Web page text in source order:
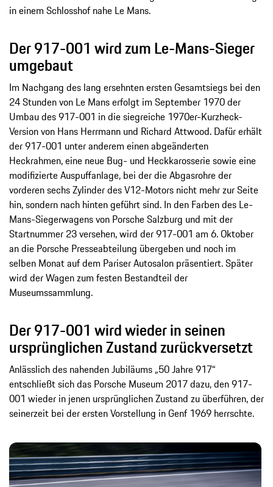
in einem Schlosshof nahe Le Mans.
Der 917-001 wird zum Le-Mans-Sieger
umgebaut
Im Nachgang des lang ersehnten ersten Gesamtsiegs bei den
24 Stunden von Le Mans erfolgt im September 1970 der
Umbau des 917-001 in die siegreiche 1970er-Kurzheck-
Version von Hans Herrmann und Richard Attwood. Dafür erhält
der 917-001 unter anderem einen abgeänderten
Heckrahmen, eine neue Bug- und Heckkarosserie sowie eine
modifizierte Auspuffanlage, bei der die Abgasrohre der
vorderen sechs Zylinder des V12-Motors nicht mehr zur Seite
hin, sondern nach hinten geführt sind. In den Farben des Le-
Mans-Siegerwagens von Porsche Salzburg und mit der
Startnummer 23 versehen, wird der 917-001 am 6. Oktober
an die Porsche Presseabteilung übergeben und noch im
selben Monat auf dem Pariser Autosalon präsentiert. Später
wird der Wagen zum festen Bestandteil der
Museumssammlung.
Der 917-001 wird wieder in seinen
ursprünglichen Zustand zurückversetzt
Anlässlich des nahenden Jubiläums „50 Jahre 917“
entschließt sich das Porsche Museum 2017 dazu, den 917-
001 wieder in jenen ursprünglichen Zustand zu überführen, der
seinerzeit bei der ersten Vorstellung in Genf 1969 herrschte.